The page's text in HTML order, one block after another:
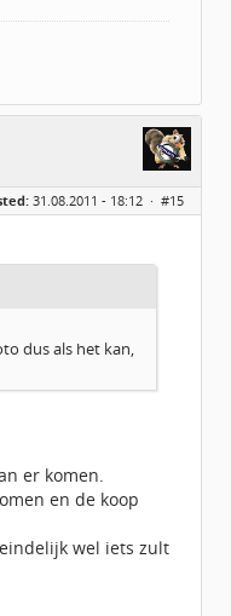
31.08.2011 - 18:12 · #15
dus als het kan,
er komen.
en de koop
wel iets zult